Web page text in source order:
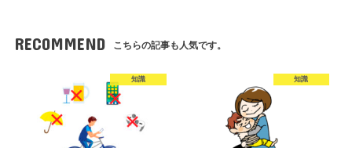
RECOMMEND こちらの記事も人気です。
知識 知識